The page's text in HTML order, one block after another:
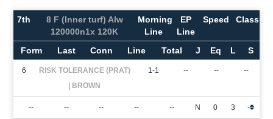
7th
8 F (Inner turf) Alw
120000n1x 120K
Morning
Line
EP
Line
Speed Class
Form Last Conn Line Total J Eq L S
6
RISK TOLERANCE (PRAT)
| BROWN
1-1 -- -- --
-- -- -- -- -- N 0 3 -